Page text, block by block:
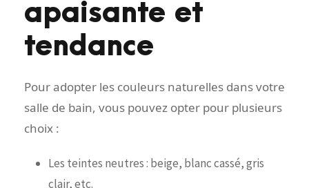
apaisante et
tendance
Pour adopter les couleurs naturelles dans votre
salle de bain, vous pouvez opter pour plusieurs
choix :
Les teintes neutres : beige, blanc cassé, gris
clair, etc.